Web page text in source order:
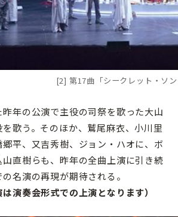
[2] 第17曲「シークレット・ソ
年の公演で主役の司祭を歌った大山
歌う。そのほか、鷲尾麻衣、小川里
平、又吉秀樹、ジョン・ハオに、ボ
直樹らも、昨年の全曲上演に引き続
名演の再現が期待される。
は演奏会形式での上演となります）